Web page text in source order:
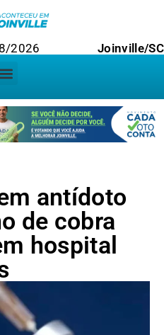
2026 Joinville/SC
antídoto
de cobra
hospital